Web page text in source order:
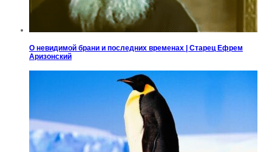
О невидимой брани и последних временах | Старец Ефрем
Аризонский